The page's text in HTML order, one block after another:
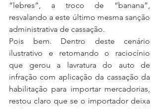
“lebres”, a troco de “banana”,
resvalando a este último mesma sanção
administrativa de cassação.
Pois bem. Dentro deste cenário
ilustrativo e retomando o raciocínio
que gerou a lavratura do auto de
infração com aplicação da cassação da
habilitação para importar mercadorias,
restou claro que se o importador deixa